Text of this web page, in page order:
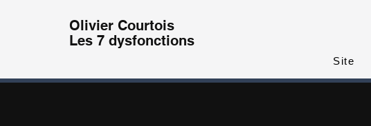
Olivier Courtois
Les 7 dysfonctions
Site